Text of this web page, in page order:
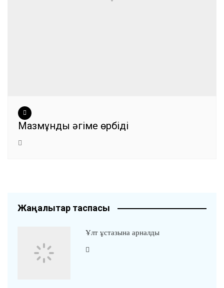
Мазмұнды әңгіме өрбіді
Жаңалықтар таспасы
Ұлт ұстазына арналды